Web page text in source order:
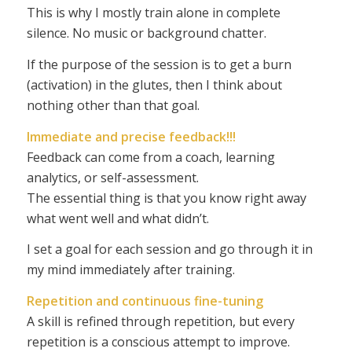
This is why I mostly train alone in complete
silence. No music or background chatter.
If the purpose of the session is to get a burn
(activation) in the glutes, then I think about
nothing other than that goal.
Immediate and precise feedback!!!
Feedback can come from a coach, learning
analytics, or self-assessment.
The essential thing is that you know right away
what went well and what didn’t.
I set a goal for each session and go through it in
my mind immediately after training.
Repetition and continuous fine-tuning
A skill is refined through repetition, but every
repetition is a conscious attempt to improve.